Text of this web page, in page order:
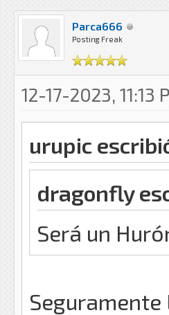
Parca666
Posting Freak
12-17-2023, 11:13
urupic
dragonfly
Será un